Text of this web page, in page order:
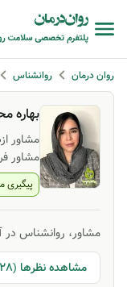
روان درمان روانشناس
بهاره
مشاور
مشاور
پیگیری
مشاور، روانشناس در
مشاهده نظرها (28 نظر)